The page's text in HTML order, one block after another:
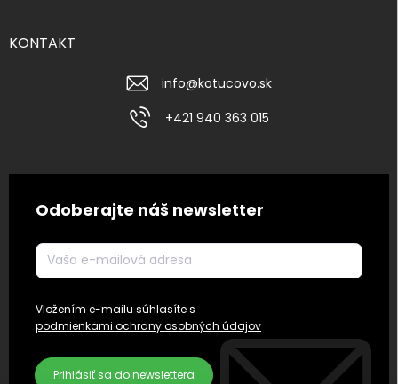
KONTAKT
info@kotucovo.sk
+421 940 363 015
Odoberajte náš newsletter
Vložením e-mailu súhlasíte s
podmienkami ochrany osobných údajov
Prihlásiť sa do newslettera